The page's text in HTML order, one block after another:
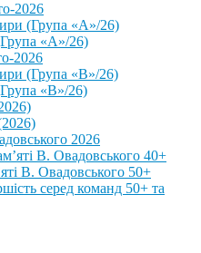
2026
(Група «А»/26)
«А»/26)
2026
(Група «В»/26)
«В»/26)
2026
В. Овадовського 40+
В. Овадовського 50+
серед команд 50+ та